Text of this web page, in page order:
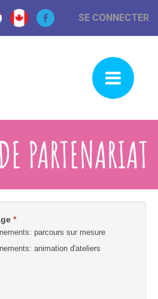
SE CONNECTER
PARTENARIAT
*
parcours sur mesure
animation d'ateliers